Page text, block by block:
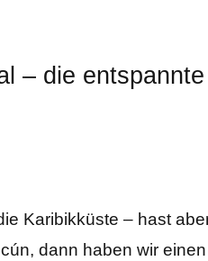
– die
Karibikküste – hast
dann haben wir